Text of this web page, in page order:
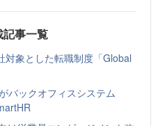
事一覧
対象とした転職制度「Global
バックオフィスシステム